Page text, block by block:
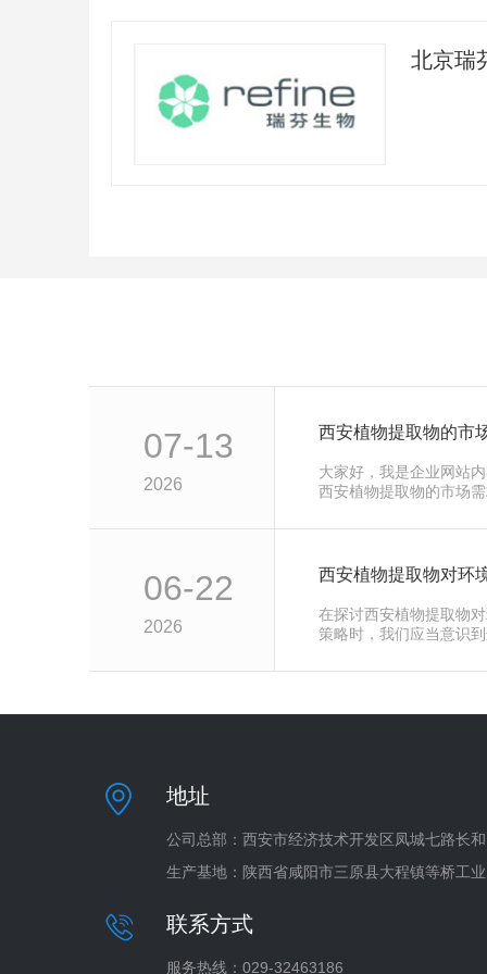
07-13
2026
西安植物提取物的市
大家好，我是企业网站
西安植物提取物的市场
06-22
2026
在探讨西安植物提取物
策略时，我们应当意识
地址
公司总部：西安市经济技术开发区凤城七路长
生产基地：陕西省咸阳市三原县大程镇等桥工
联系方式
服务热线：029-32463186